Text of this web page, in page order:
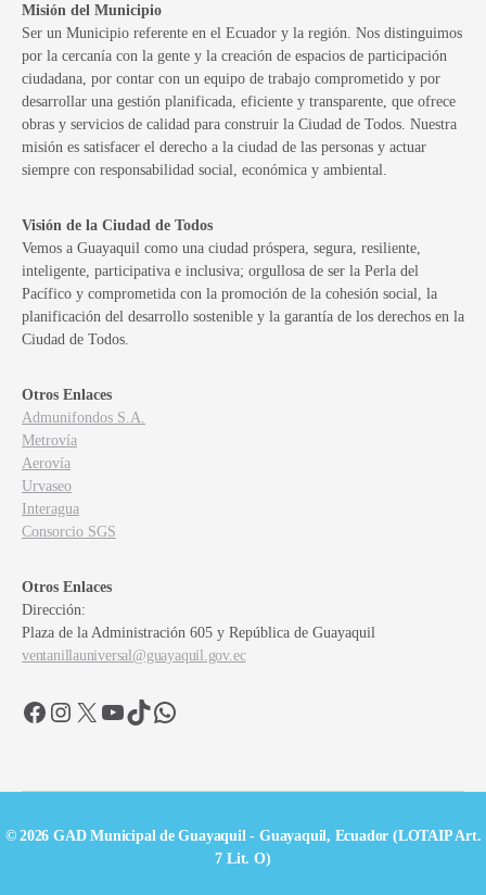
Misión del Municipio
Ser un Municipio referente en el Ecuador y la región. Nos distinguimos
por la cercanía con la gente y la creación de espacios de participación
ciudadana, por contar con un equipo de trabajo comprometido y por
desarrollar una gestión planificada, eficiente y transparente, que ofrece
obras y servicios de calidad para construir la Ciudad de Todos. Nuestra
misión es satisfacer el derecho a la ciudad de las personas y actuar
siempre con responsabilidad social, económica y ambiental.
Visión de la Ciudad de Todos
Vemos a Guayaquil como una ciudad próspera, segura, resiliente,
inteligente, participativa e inclusiva; orgullosa de ser la Perla del
Pacífico y comprometida con la promoción de la cohesión social, la
planificación del desarrollo sostenible y la garantía de los derechos en la
Ciudad de Todos.
Otros Enlaces
Admunifondos S.A.
Metrovía
Aerovía
Urvaseo
Interagua
Consorcio SGS
Otros Enlaces
Dirección:
Plaza de la Administración 605 y República de Guayaquil
ventanillauniversal@guayaquil.gov.ec
FacebookInstagram
X YouTube
TikTokWhatsApp
© 2026 GAD Municipal de Guayaquil - Guayaquil, Ecuador (LOTAIP Art.
7 Lit. O)